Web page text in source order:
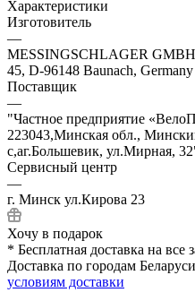
Характеристики
Изготовитель
—
MESSINGSCHLAGER
45, D-96148 Baunach, Germany
Поставщик
—
"Частное предприятие
223043,Минская обл.,
с,аг.Большевик, ул.Мирная,
Сервисный центр
—
г. Минск ул.Кирова 23
Хочу в подарок
* Бесплатная доставка на
Доставка по городам
условиям доставки